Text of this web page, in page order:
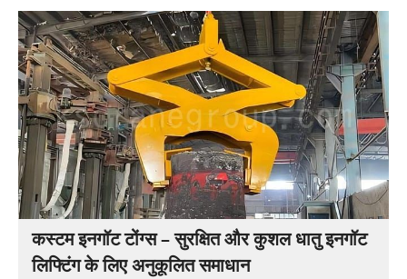
कस्टम इनगॉट टोंग्स – सुरक्षित और कुशल धातु इनगॉट
लिफ्टिंग के लिए अनुकूलित समाधान